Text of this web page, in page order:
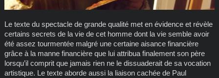
Le texte du spectacle de grande qualité met en évidence et révèle
certains secrets de la vie de cet homme dont la vie semble avoir
été assez tourmentée malgré une certaine aisance financière
grâce à la manne financière que lui attribua finalement son père
lorsqu’il comprit que jamais rien ne le dissuaderait de sa vocation
artistique. Le texte aborde aussi la liaison cachée de Paul